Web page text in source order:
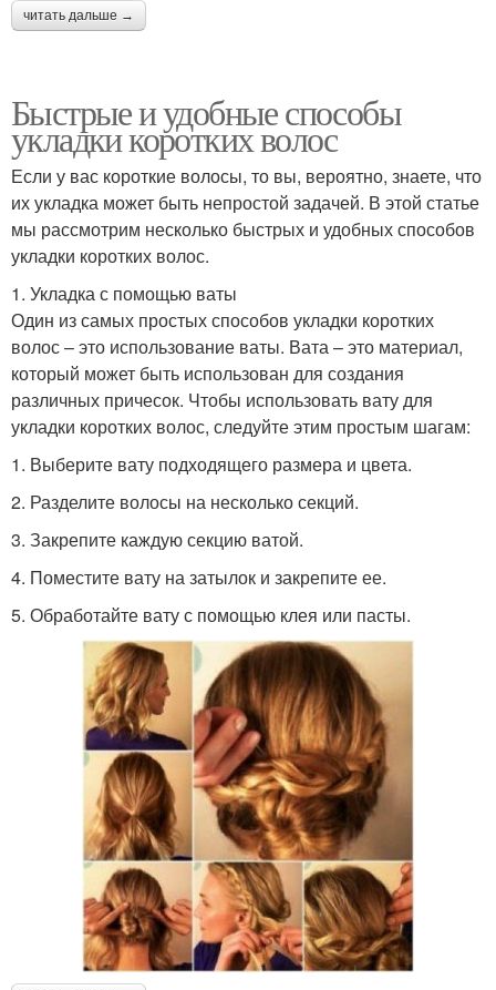
читать дальше →
Быстрые и удобные способы
укладки коротких волос
Если у вас короткие волосы, то вы, вероятно, знаете, что
их укладка может быть непростой задачей. В этой статье
мы рассмотрим несколько быстрых и удобных способов
укладки коротких волос.
1. Укладка с помощью ваты
Один из самых простых способов укладки коротких
волос – это использование ваты. Вата – это материал,
который может быть использован для создания
различных причесок. Чтобы использовать вату для
укладки коротких волос, следуйте этим простым шагам:
1. Выберите вату подходящего размера и цвета.
2. Разделите волосы на несколько секций.
3. Закрепите каждую секцию ватой.
4. Поместите вату на затылок и закрепите ее.
5. Обработайте вату с помощью клея или пасты.